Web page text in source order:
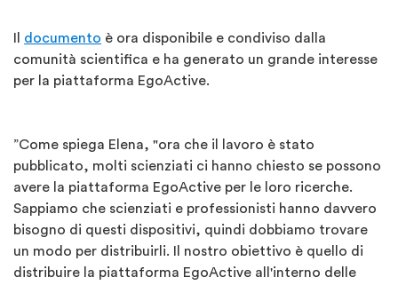
Il documento è ora disponibile e condiviso dalla
comunità scientifica e ha generato un grande interesse
per la piattaforma EgoActive.
”Come spiega Elena, "ora che il lavoro è stato
pubblicato, molti scienziati ci hanno chiesto se possono
avere la piattaforma EgoActive per le loro ricerche.
Sappiamo che scienziati e professionisti hanno davvero
bisogno di questi dispositivi, quindi dobbiamo trovare
un modo per distribuirli. Il nostro obiettivo è quello di
distribuire la piattaforma EgoActive all'interno delle